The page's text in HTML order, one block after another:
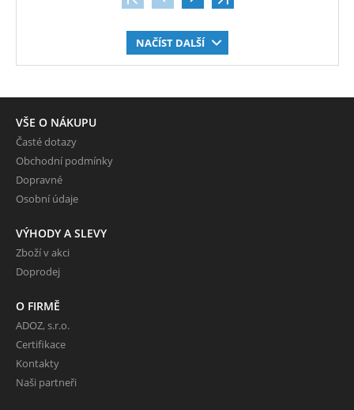
NAČÍST DALŠÍ
VŠE O NÁKUPU
Časté dotazy
Obchodní podmínky
Dopravné
Osobní údaje
VÝHODY A SLEVY
Zboží v akci
Doprodej
O FIRMĚ
ADOZ, s.r.o.
Certifikace
Kontakty
Naši partneři